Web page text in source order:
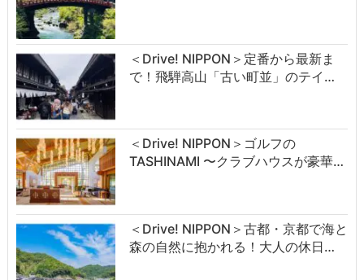
＜Drive! NIPPON＞定番から最新ま
で！飛騨高山「古い町並」のテイ…
＜Drive! NIPPON＞ゴルフの
TASHINAMI 〜クラブハウスが豪華…
＜Drive! NIPPON＞古都・京都で海と
森の自然に抱かれる！大人の休日…